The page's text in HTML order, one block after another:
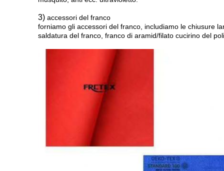
3) accessori del franco
forniamo gli accessori del franco, includiamo le chiusure
saldatura del franco, franco di aramid/filato cucirino del